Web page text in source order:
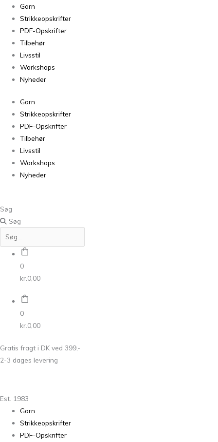
Garn
Strikkeopskrifter
PDF-Opskrifter
Tilbehør
Livsstil
Workshops
Nyheder
Garn
Strikkeopskrifter
PDF-Opskrifter
Tilbehør
Livsstil
Workshops
Nyheder
Søg
Søg
0
kr. 0,00
0
kr. 0,00
Gratis fragt i DK ved 399,-
2-3 dages levering
Est. 1983
Garn
Strikkeopskrifter
PDF-Opskrifter